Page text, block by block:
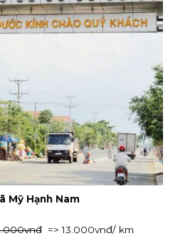
Mỹ Hạnh Nam
=> 13.000vnđ/ km